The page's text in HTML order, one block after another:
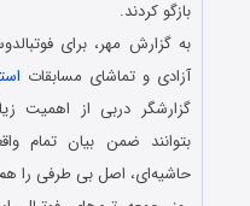
بازگو کردند.
به گزارش مهر، برای
آزادی و تماشای مسابقات
گزارشگر دربی از اهمیت
بتوانند ضمن بیان تمام
حاشیه‌ای، اصل بی طرفی را